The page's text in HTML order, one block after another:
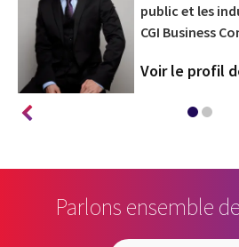
public et les
CGI Business
Voir le profil
Parlons ensemble